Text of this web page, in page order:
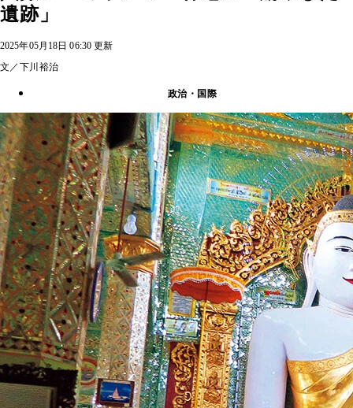
遺跡」
2025年05月18日 06:30 更新
文／下川裕治
政治・国際